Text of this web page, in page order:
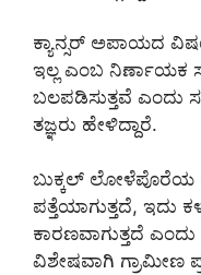
ಕ್ಯಾನ್ಸರ್ ಅಪಾಯದ
ಇಲ್ಲ ಎಂಬ ನಿರ್ಣಾಯಕ
ಬಲಪಡಿಸುತ್ತವೆ ಎಂದು
ತಜ್ಞರು ಹೇಳಿದ್ದಾರೆ.
ಬುಕ್ಕಲ್ ಲೋಳೆಪೊರೆಯ
ಪತ್ತೆಯಾಗುತ್ತದೆ, ಇದು
ಕಾರಣವಾಗುತ್ತದೆ ಎಂದು
ವಿಶೇಷವಾಗಿ ಗ್ರಾಮೀಣ